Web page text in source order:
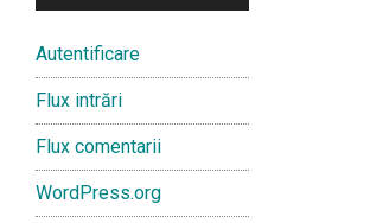
Autentificare
Flux intrări
Flux comentarii
WordPress.org